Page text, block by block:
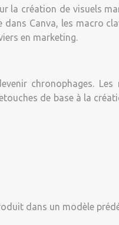
la création de visuels
Canva, les macro
en marketing.
chronophages. Les
de base à la
dans un modèle